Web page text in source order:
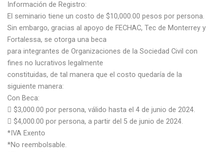
Información de Registro:
El seminario tiene un costo de $10,000.00 pesos por persona.
Sin embargo, gracias al apoyo de FECHAC, Tec de Monterrey y
Fortalessa, se otorga una beca
para integrantes de Organizaciones de la Sociedad Civil con
fines no lucrativos legalmente
constituidas, de tal manera que el costo quedaría de la
siguiente manera:
Con Beca:
 $3,000.00 por persona, válido hasta el 4 de junio de 2024.
 $4,000.00 por persona, a partir del 5 de junio de 2024.
*IVA Exento
*No reembolsable.